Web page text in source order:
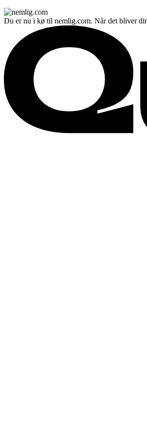
Du er nu i kø til nemlig.com. Når det bliver